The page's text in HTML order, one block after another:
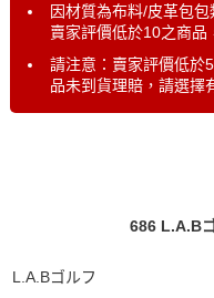
因材質為布料/皮革包
賣家評價低於10之商品
請注意：賣家評價低於
品未到貨理賠，請選擇
686 L.A.B
L.A.Bゴルフ